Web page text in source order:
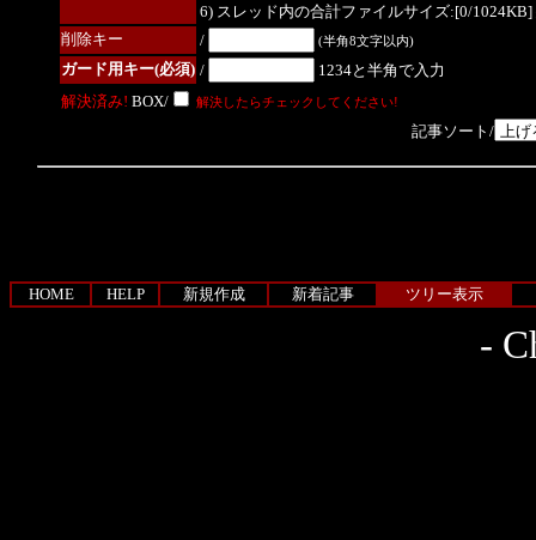
6) スレッド内の合計ファイルサイズ:[0/1024KB]
削除キー
/ (半角8文字以内)
ガード用キー(必須) /
1234と半角で入力
解決済み! BOX/ 解決したらチェックしてください!
記事ソート/
HOME HELP 新規作成 新着記事 ツリー表示
-